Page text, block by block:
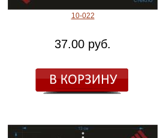
10-022
37.00 руб.